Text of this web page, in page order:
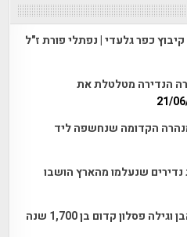
כפר גלעדי | נפתלי פורת ז"ל
הנדירה מטלטלת את
21/
הקדומה שנחשפה ליד
שנעלמו מהארץ הושבו
פסלון קדום בן 1,700 שנה